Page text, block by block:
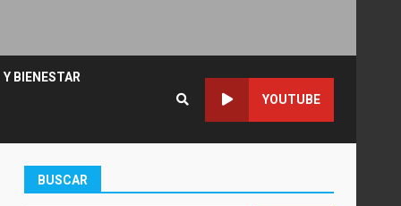
BIENESTAR
YOUTUBE
BUSCAR